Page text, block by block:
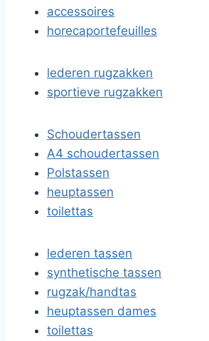
accessoires
horecaportefeuilles
lederen rugzakken
sportieve rugzakken
Schoudertassen
A4 schoudertassen
Polstassen
heuptassen
toilettas
lederen tassen
synthetische tassen
rugzak/handtas
heuptassen dames
toilettas